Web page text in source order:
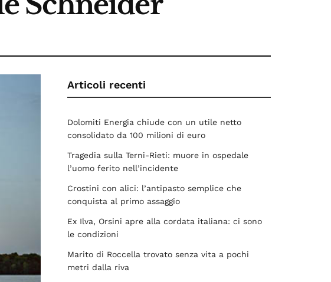
Articoli recenti
Dolomiti Energia chiude con un utile netto
consolidato da 100 milioni di euro
Tragedia sulla Terni-Rieti: muore in ospedale
l’uomo ferito nell’incidente
Crostini con alici: l’antipasto semplice che
conquista al primo assaggio
Ex Ilva, Orsini apre alla cordata italiana: ci sono
le condizioni
Marito di Roccella trovato senza vita a pochi
metri dalla riva